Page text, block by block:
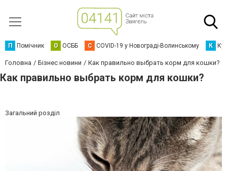
П Помічник О ОСББ C COVID-19 у Новограді-Волинському К
Головна Бізнес новини Как правильно выбрать корм для кошки?
Как правильно выбрать корм для кошки?
Загальний розділ